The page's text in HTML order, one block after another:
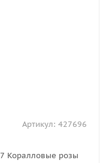
Артикул: 427696
Коралловые розы